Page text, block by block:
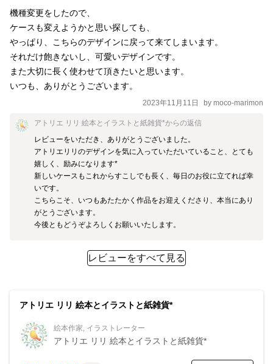
機種変更をしたので、
ケースも変えようかと思い探しても、
やっぱり、こちらのデザインに戻って来てしまいます。
それだけ飽きないし、可愛いデザインです。
また大切に長く使わせて頂きたいと思います。
いつも、ありがとうございます。
2023年11月11日 by moco-marimon
アトリエ リリ 絵本とイラストと紙雑貨*からの返信
レビューをいただき、ありがとうございました。
アトリエリリのデザインを気に入っていただいていること、とても
嬉しく、励みになります*
新しいケースもこれからすこしでも長く、毎日のお役に立てれば幸
いです。
こちらこそ、いつもあたたかく作品をお迎えくださり、本当にあり
がとうございます。
今後ともどうぞよろしくお願いいたします。
レビューをすべて見る
アトリエ リリ 絵本とイラストと紙雑貨*
絵本作家, イラストレーター
アトリエ リリ 絵本とイラストと紙雑貨*